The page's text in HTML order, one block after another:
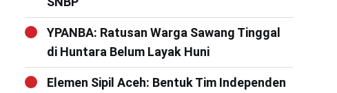
YPANBA: Ratusan Warga Sawang Tinggal
di Huntara Belum Layak Huni
Elemen Sipil Aceh: Bentuk Tim Independen